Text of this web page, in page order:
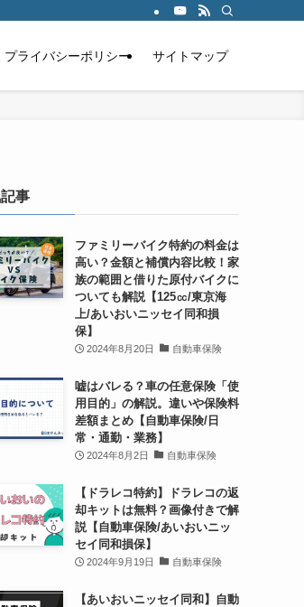
プライバシーポリシー サイトマップ
事
ファミリーバイク特約の料金は
高い？金額と補償内容比較！家
族の範囲と借りた原付バイクに
ついても解説【125㏄/東京海
上/あいおいニッセイ同和損
保】
2024年8月20日 自動車保険
嘘はバレる？車の任意保険「使
用目的」の解説。違いや保険料
差額まとめ【自動車保険/日
常・通勤・業務】
2024年8月2日 自動車保険
【ドラレコ特約】ドラレコの返
却キットは無料？画像付きで解
説【自動車保険/あいおいニッ
セイ同和損保】
2024年9月19日 自動車保険
【あいおいニッセイ同和】自動